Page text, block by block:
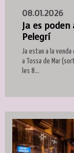
08.01.2026
Ja es
Pelegrí
Ja estan a la
a Tossa de Mar
les 8...